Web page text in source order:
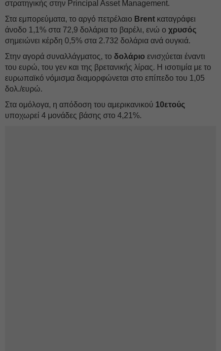
στρατηγικής στην Principal Asset Management.
Στα εμπορεύματα, το αργό πετρέλαιο Brent καταγράφει
άνοδο 1,1% στα 72,9 δολάρια το βαρέλι, ενώ ο χρυσός
σημειώνει κέρδη 0,5% στα 2.732 δολάρια ανά ουγκιά.
Στην αγορά συναλλάγματος, το δολάριο ενισχύεται έναντι
του ευρώ, του γεν και της βρετανικής λίρας. Η ισοτιμία με το
ευρωπαϊκό νόμισμα διαμορφώνεται στο επίπεδο του 1,05
δολ./ευρώ.
Στα ομόλογα, η απόδοση του αμερικανικού 10ετούς
υποχωρεί 4 μονάδες βάσης στο 4,21%.